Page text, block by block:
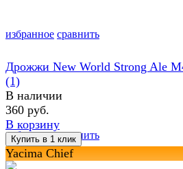
избранное сравнить
избранное сравнить
Дрожжи New World Strong Ale
(1)
В наличии
360 руб.
В корзину
Yacima Chief